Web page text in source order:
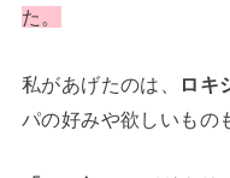
た。
私があげたのは、 ロキ
パの好みや欲しいもの